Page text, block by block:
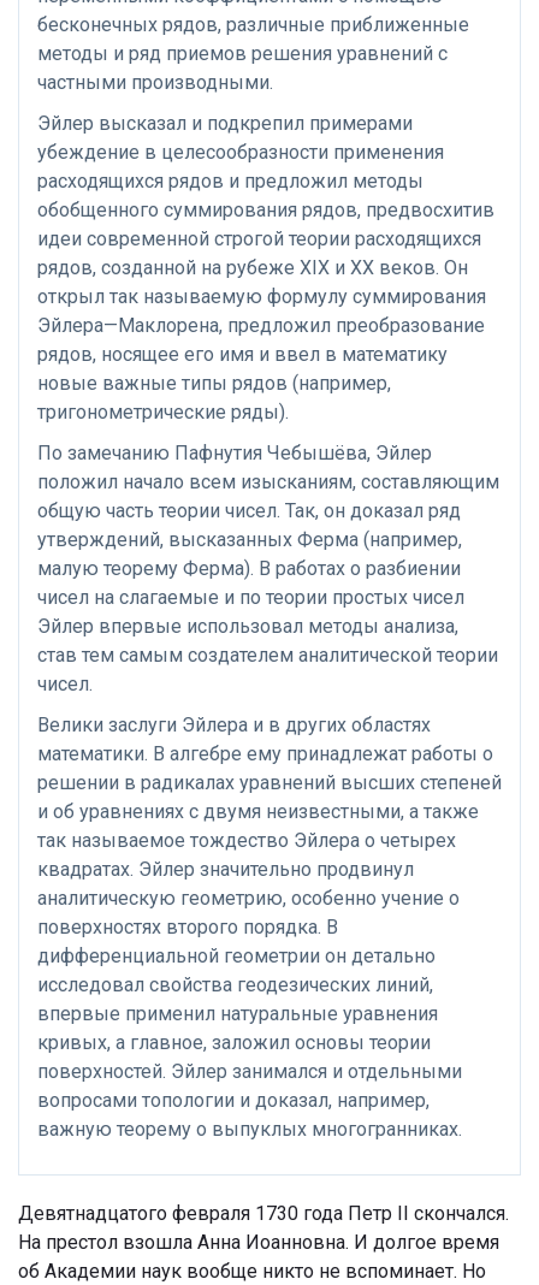
бесконечных рядов, различные приближенные
методы и ряд приемов решения уравнений с
частными производными.
Эйлер высказал и подкрепил примерами
убеждение в целесообразности применения
расходящихся рядов и предложил методы
обобщенного суммирования рядов, предвосхитив
идеи современной строгой теории расходящихся
рядов, созданной на рубеже XIX и XX веков. Он
открыл так называемую формулу суммирования
Эйлера—Маклорена, предложил преобразование
рядов, носящее его имя и ввел в математику
новые важные типы рядов (например,
тригонометрические ряды).
По замечанию Пафнутия Чебышёва, Эйлер
положил начало всем изысканиям, составляющим
общую часть теории чисел. Так, он доказал ряд
утверждений, высказанных Ферма (например,
малую теорему Ферма). В работах о разбиении
чисел на слагаемые и по теории простых чисел
Эйлер впервые использовал методы анализа,
став тем самым создателем аналитической теории
чисел.
Велики заслуги Эйлера и в других областях
математики. В алгебре ему принадлежат работы о
решении в радикалах уравнений высших степеней
и об уравнениях с двумя неизвестными, а также
так называемое тождество Эйлера о четырех
квадратах. Эйлер значительно продвинул
аналитическую геометрию, особенно учение о
поверхностях второго порядка. В
дифференциальной геометрии он детально
исследовал свойства геодезических линий,
впервые применил натуральные уравнения
кривых, а главное, заложил основы теории
поверхностей. Эйлер занимался и отдельными
вопросами топологии и доказал, например,
важную теорему о выпуклых многогранниках.
Девятнадцатого февраля 1730 года Петр II скончался.
На престол взошла Анна Иоанновна. И долгое время
об Академии наук вообще никто не вспоминает. Но